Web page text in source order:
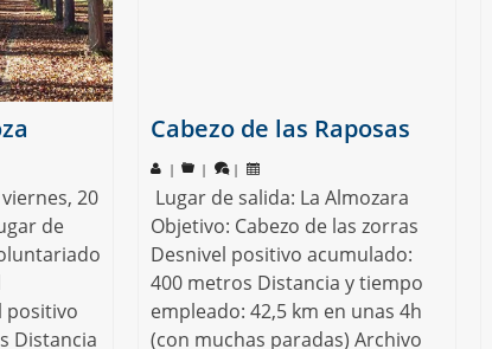
20
de
positivo
Distancia
Cabezo de las Raposas
| | |
Lugar de salida: La Almozara
Objetivo: Cabezo de las zorras
Desnivel positivo acumulado:
400 metros Distancia y tiempo
empleado: 42,5 km en unas 4h
(con muchas paradas) Archivo